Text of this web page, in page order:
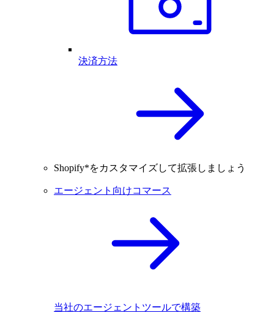
決済方法
Shopify*をカスタマイズして拡張しましょう
エージェント向けコマース
当社のエージェントツールで構築